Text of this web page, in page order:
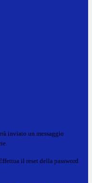
inviato un messaggio
il reset della password